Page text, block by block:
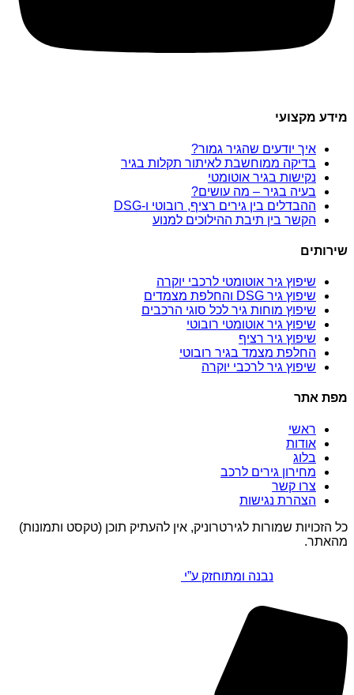
מידע מקצועי
איך יודעים שהגיר גמור?
בדיקה ממוחשבת לאיתור תקלות בגיר
נקישות בגיר אוטומטי
בעיה בגיר – מה עושים?
ההבדלים בין גירים רציף, רובוטי ו-DSG
הקשר בין תיבת ההילוכים למנוע
שירותים
שיפוץ גיר אוטומטי לרכבי יוקרה
שיפוץ גיר DSG והחלפת מצמדים
שיפוץ מוחות גיר לכל סוגי הרכבים
שיפוץ גיר אוטומטי רובוטי
שיפוץ גיר רציף
החלפת מצמד בגיר רובוטי
שיפוץ גיר לרכבי יוקרה
מפת אתר
ראשי
אודות
בלוג
מחירון גירים לרכב
צרו קשר
הצהרת נגישות
כל הזכויות שמורות לגירטרוניק, אין להעתיק תוכן (טקסט ותמונות)
מהאתר.
נבנה ומתוחזק ע”י